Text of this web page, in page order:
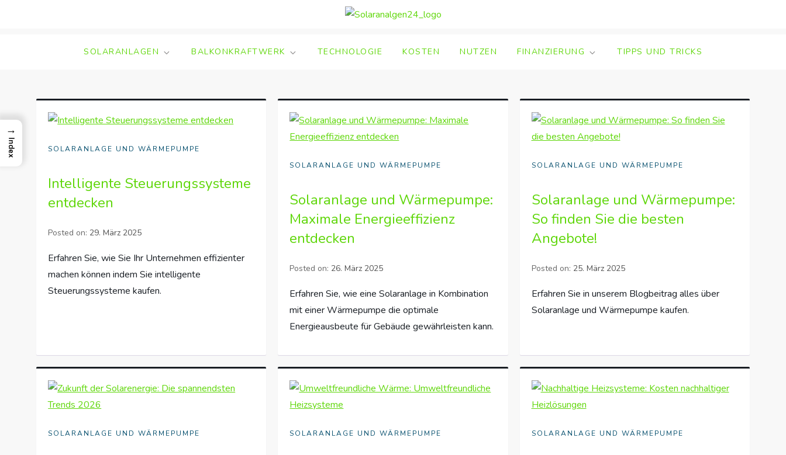
SOLARANLAGEN BALKONKRAFTWERK TECHNOLOGIE KOSTEN NUTZEN FINANZIERUNG TIPPS UND TRICKS
SOLARANLAGE UND WÄRMEPUMPE
Intelligente Steuerungssysteme
entdecken
Posted on: 29. März 2025
Erfahren Sie, wie Sie Ihr Unternehmen effizienter
machen können indem Sie intelligente
Steuerungssysteme kaufen.
SOLARANLAGE UND WÄRMEPUMPE
Solaranlage und Wärmepumpe:
Maximale Energieeffizienz
entdecken
Posted on: 26. März 2025
Erfahren Sie, wie eine Solaranlage in Kombination
mit einer Wärmepumpe die optimale
Energieausbeute für Gebäude gewährleisten kann.
SOLARANLAGE UND WÄRMEPUMPE
Solaranlage und Wärmepumpe:
So finden Sie die besten
Angebote!
Posted on: 25. März 2025
Erfahren Sie in unserem Blogbeitrag alles über
Solaranlage und Wärmepumpe kaufen.
SOLARANLAGE UND WÄRMEPUMPE SOLARANLAGE UND WÄRMEPUMPE SOLARANLAGE UND WÄRMEPUMPE
→
Index